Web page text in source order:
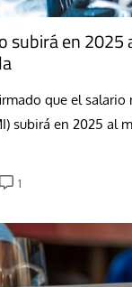
subirá en 2025
que el salario
subirá en 2025 al
1